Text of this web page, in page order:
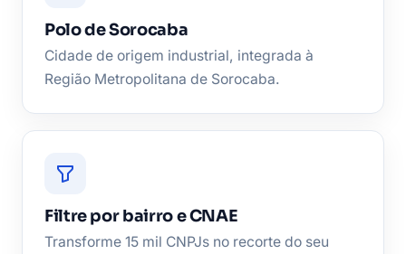
Polo de Sorocaba
Cidade de origem industrial, integrada à
Região Metropolitana de Sorocaba.
Filtre por bairro e CNAE
Transforme 15 mil CNPJs no recorte do seu